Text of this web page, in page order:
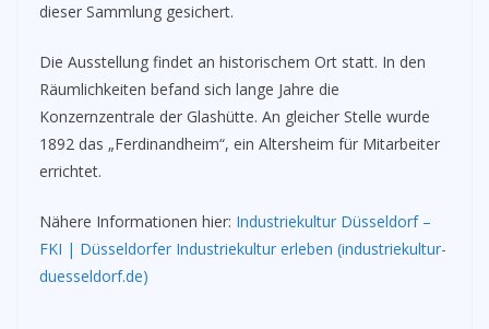
dieser Sammlung gesichert.
Die Ausstellung findet an historischem Ort statt. In den
Räumlichkeiten befand sich lange Jahre die
Konzernzentrale der Glashütte. An gleicher Stelle wurde
1892 das „Ferdinandheim“, ein Altersheim für Mitarbeiter
errichtet.
Nähere Informationen hier: Industriekultur Düsseldorf –
FKI | Düsseldorfer Industriekultur erleben (industriekultur-
duesseldorf.de)